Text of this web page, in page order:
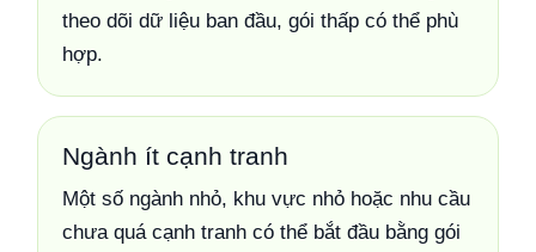
theo dõi dữ liệu ban đầu, gói thấp có thể phù
hợp.
Ngành ít cạnh tranh
Một số ngành nhỏ, khu vực nhỏ hoặc nhu cầu
chưa quá cạnh tranh có thể bắt đầu bằng gói